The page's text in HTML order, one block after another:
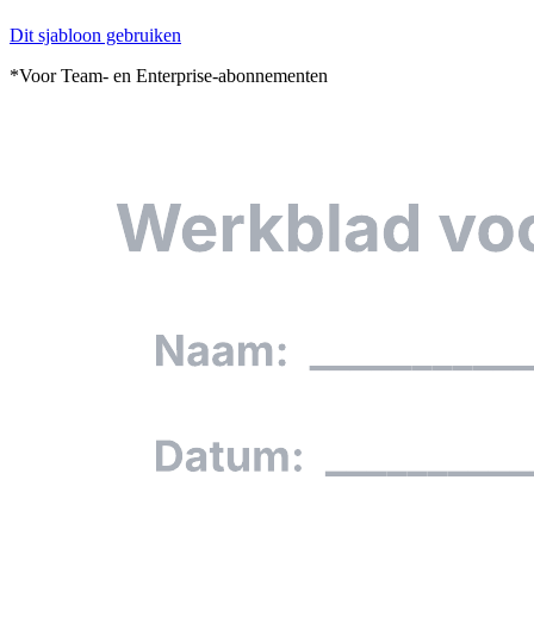
Dit sjabloon gebruiken
*Voor Team- en Enterprise-abonnementen